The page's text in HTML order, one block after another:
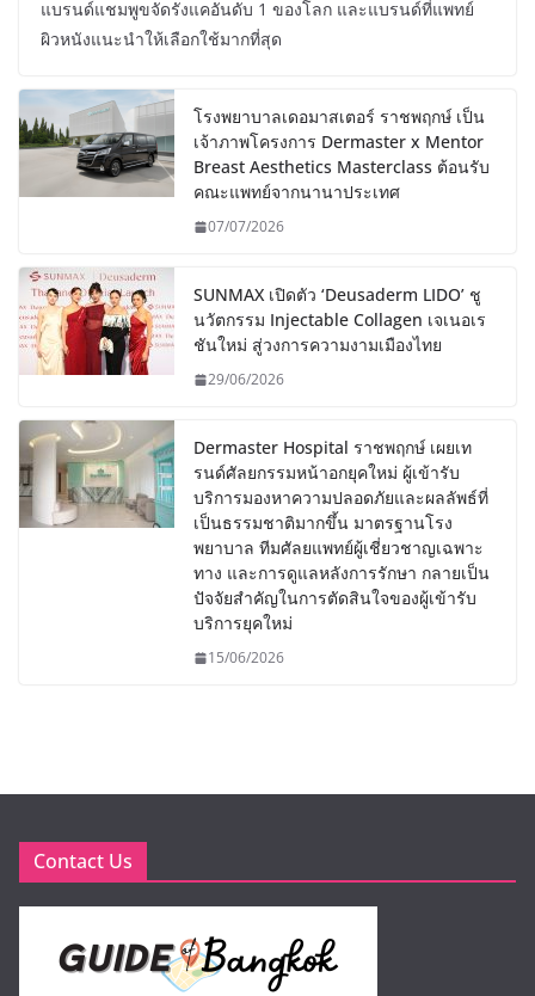
แบรนด์แชมพูขจัดรังแคอันดับ 1 ของโลก และแบรนด์ที่แพทย์
ผิวหนังแนะนำให้เลือกใช้มากที่สุด
โรงพยาบาลเดอมาสเตอร์ ราชพฤกษ์ เป็น
เจ้าภาพโครงการ Dermaster x Mentor
Breast Aesthetics Masterclass ต้อนรับ
คณะแพทย์จากนานาประเทศ
07/07/2026
SUNMAX เปิดตัว ‘Deusaderm LIDO’ ชู
นวัตกรรม Injectable Collagen เจเนอเร
ชันใหม่ สู่วงการความงามเมืองไทย
29/06/2026
Dermaster Hospital ราชพฤกษ์ เผยเท
รนด์ศัลยกรรมหน้าอกยุคใหม่ ผู้เข้ารับ
บริการมองหาความปลอดภัยและผลลัพธ์ที่
เป็นธรรมชาติมากขึ้น มาตรฐานโรง
พยาบาล ทีมศัลยแพทย์ผู้เชี่ยวชาญเฉพาะ
ทาง และการดูแลหลังการรักษา กลายเป็น
ปัจจัยสำคัญในการตัดสินใจของผู้เข้ารับ
บริการยุคใหม่
15/06/2026
Contact Us